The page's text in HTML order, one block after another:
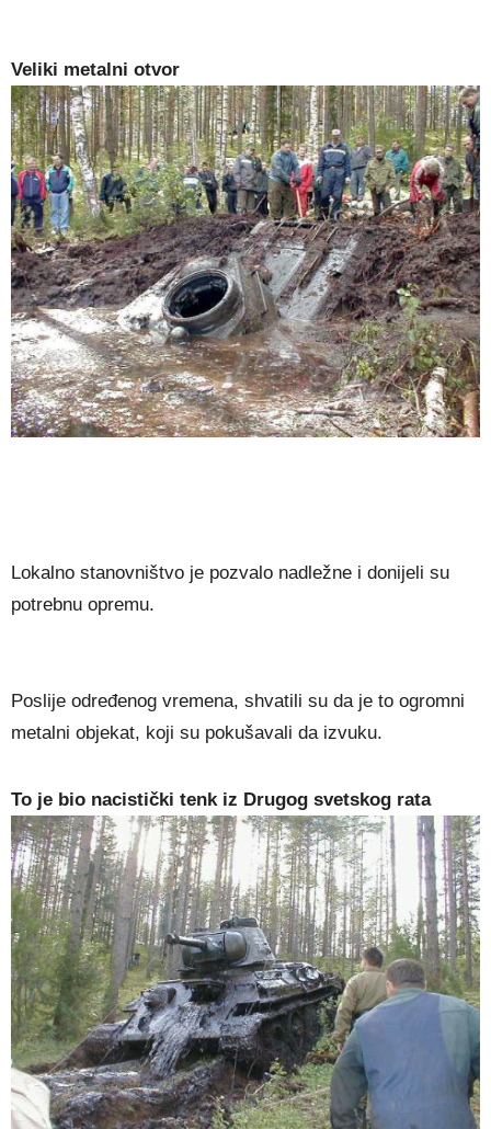
Veliki metalni otvor
Lokalno stanovništvo je pozvalo nadležne i donijeli su
potrebnu opremu.
Poslije određenog vremena, shvatili su da je to ogromni
metalni objekat, koji su pokušavali da izvuku.
To je bio nacistički tenk iz Drugog svetskog rata